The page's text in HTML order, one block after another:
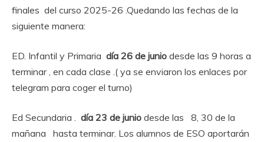
finales del curso 2025-26 .Quedando las fechas de la
siguiente manera:
ED. Infantil y Primaria día 26 de junio desde las 9 horas a
terminar , en cada clase .( ya se enviaron los enlaces por
telegram para coger el turno)
Ed Secundaria . día 23 de junio desde las 8, 30 de la
mañana hasta terminar. Los alumnos de ESO aportarán